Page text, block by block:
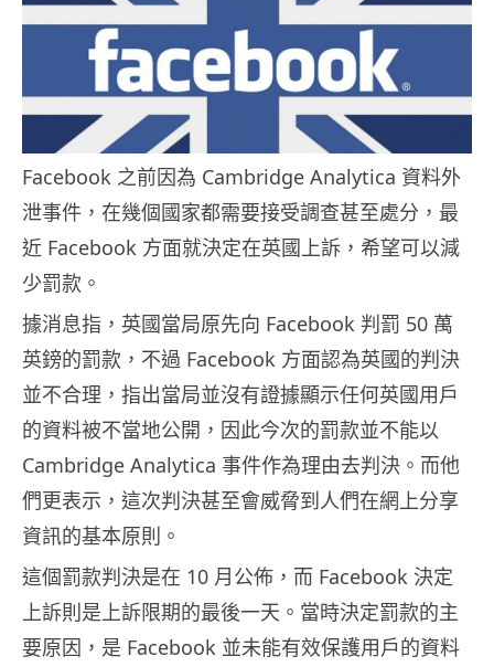
Facebook 之前因為 Cambridge Analytica 資料外
泄事件，在幾個國家都需要接受調查甚至處分，最
近 Facebook 方面就決定在英國上訴，希望可以減
少罰款。
據消息指，英國當局原先向 Facebook 判罰 50 萬
英鎊的罰款，不過 Facebook 方面認為英國的判決
並不合理，指出當局並沒有證據顯示任何英國用戶
的資料被不當地公開，因此今次的罰款並不能以
Cambridge Analytica 事件作為理由去判決。而他
們更表示，這次判決甚至會威脅到人們在網上分享
資訊的基本原則。
這個罰款判決是在 10 月公佈，而 Facebook 決定
上訴則是上訴限期的最後一天。當時決定罰款的主
要原因，是 Facebook 並未能有效保護用戶的資料